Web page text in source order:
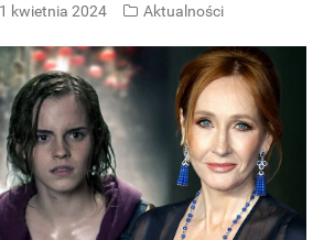
kwietnia 2024 Aktualności